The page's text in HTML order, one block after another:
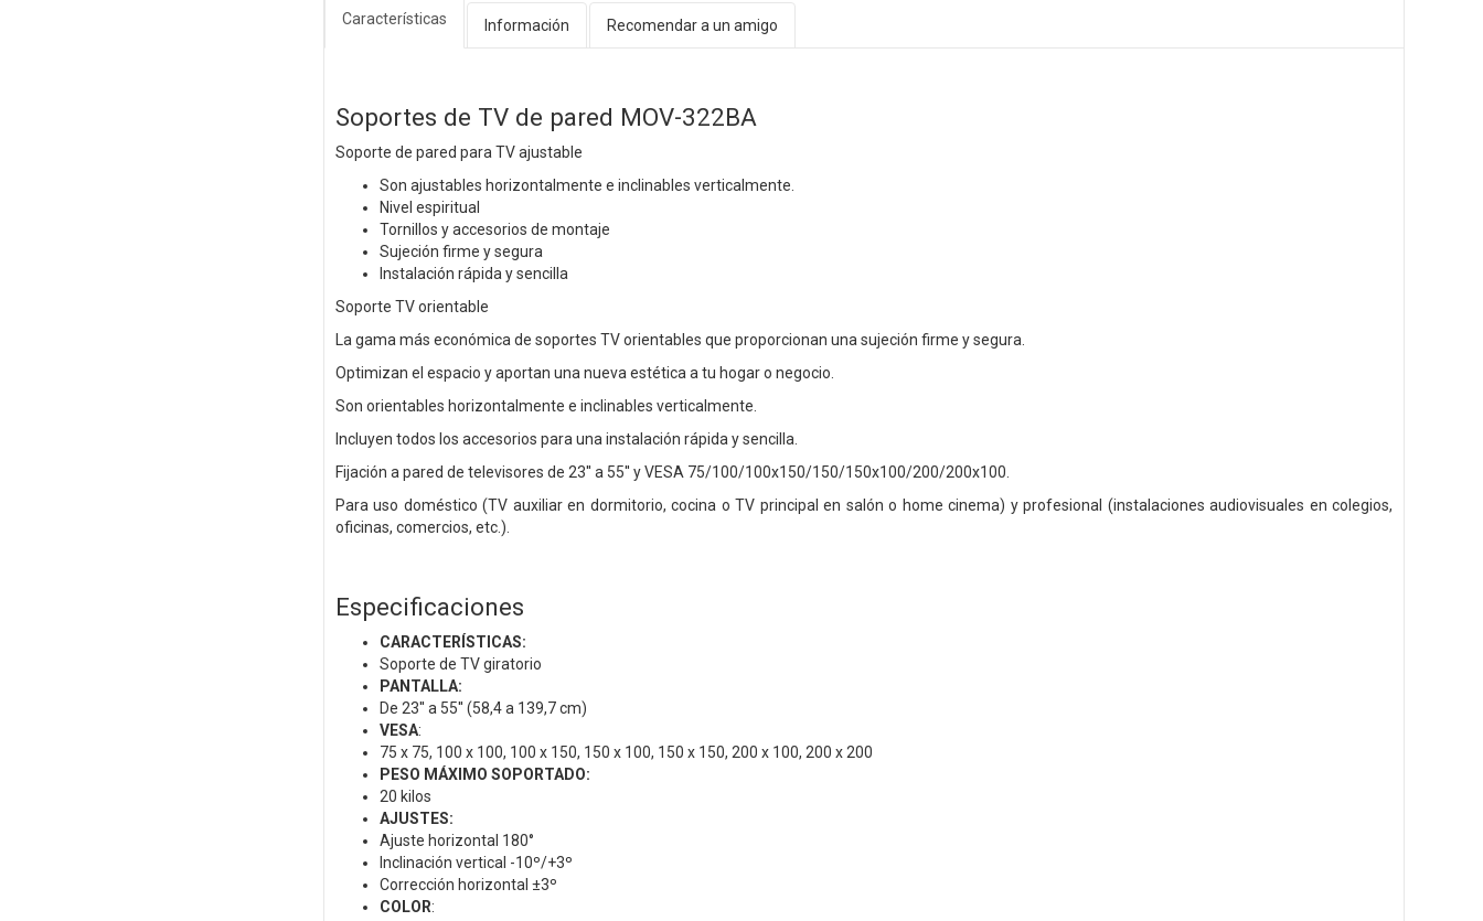
Características Información Recomendar a un amigo
Soportes de TV de pared MOV-322BA
Soporte de pared para TV ajustable
Son ajustables horizontalmente e inclinables verticalmente.
Nivel espiritual
Tornillos y accesorios de montaje
Sujeción firme y segura
Instalación rápida y sencilla
Soporte TV orientable
La gama más económica de soportes TV orientables que proporcionan una sujeción firme y segura.
Optimizan el espacio y aportan una nueva estética a tu hogar o negocio.
Son orientables horizontalmente e inclinables verticalmente.
Incluyen todos los accesorios para una instalación rápida y sencilla.
Fijación a pared de televisores de 23'' a 55'' y VESA 75/100/100x150/150/150x100/200/200x100.
Para uso doméstico (TV auxiliar en dormitorio, cocina o TV principal en salón o home cinema) y profesional (instalaciones audiovisuales en colegios,
oficinas, comercios, etc.).
Especificaciones
CARACTERÍSTICAS:
Soporte de TV giratorio
PANTALLA:
De 23'' a 55'' (58,4 a 139,7 cm)
VESA:
75 x 75, 100 x 100, 100 x 150, 150 x 100, 150 x 150, 200 x 100, 200 x 200
PESO MÁXIMO SOPORTADO:
20 kilos
AJUSTES:
Ajuste horizontal 180°
Inclinación vertical -10º/+3º
Corrección horizontal ±3º
COLOR: